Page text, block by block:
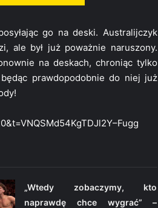
go na deski. Australijczyk
ale był już poważnie naruszony.
na deskach, chroniąc tylko
prawdopodobnie do niej już
„Wtedy zobaczymy, kto
naprawdę chce wygrać” –